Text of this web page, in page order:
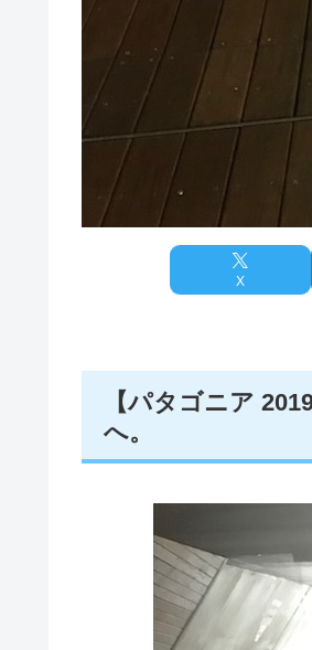
X
【パタゴニア
へ。